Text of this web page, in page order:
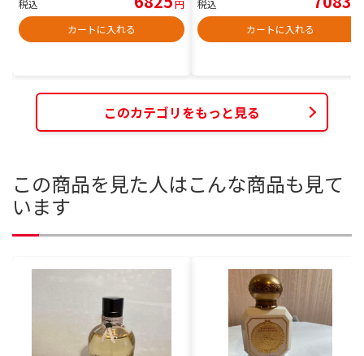
税込
円
カートに入れる
税込
カートに入れる
このカテゴリをもっと見る
この商品を見た人はこんな商品も見て
います